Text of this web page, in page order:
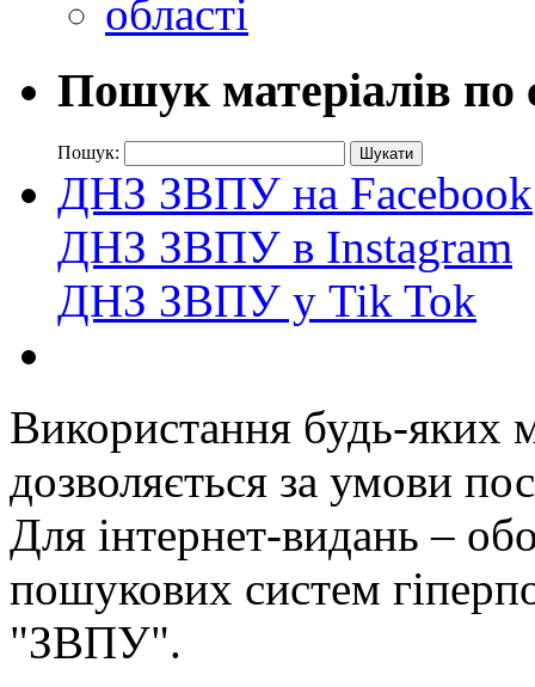
Пошук матеріалів по
Пошук:
ДНЗ ЗВПУ на Facebook
ДНЗ ЗВПУ в Instagram
ДНЗ ЗВПУ у Tik Tok
Використання будь-яких
дозволяється за умови
Для інтернет-видань –
пошукових систем
"ЗВПУ".